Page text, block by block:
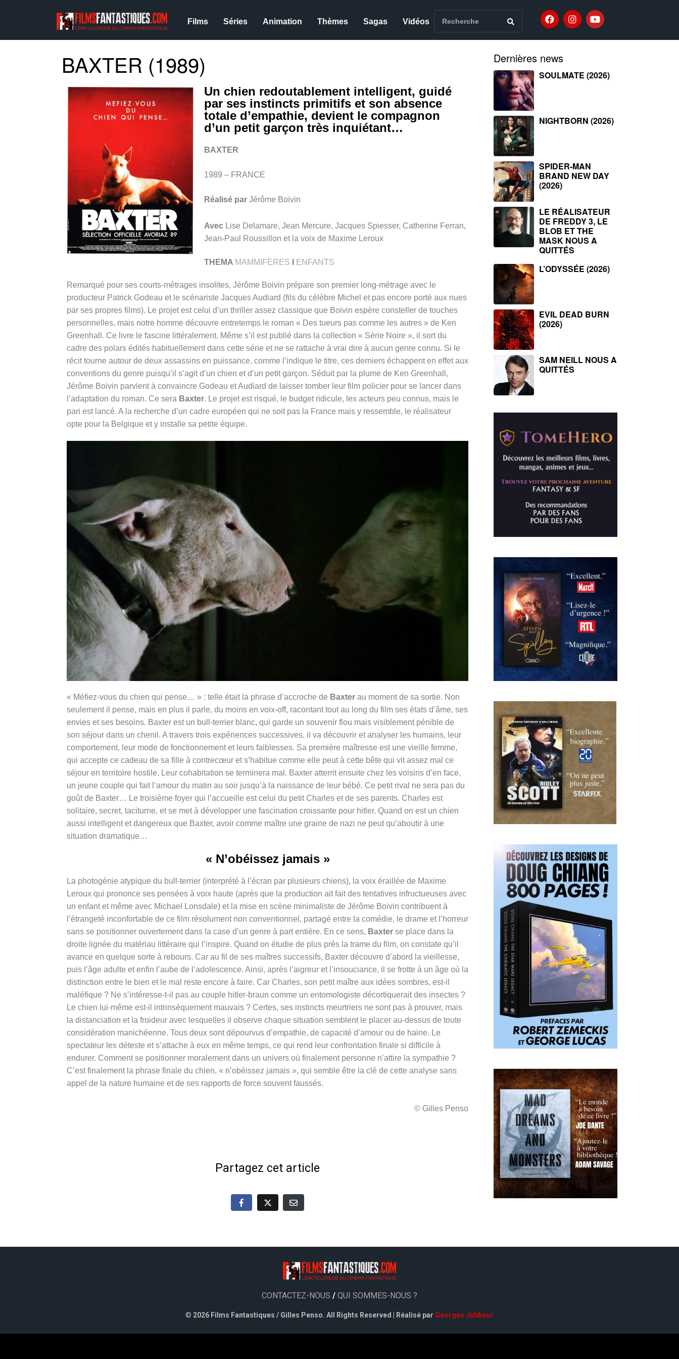
Films Séries Animation Thèmes Sagas Vidéos
BAXTER (1989)
Un chien redoutablement intelligent, guidé
par ses instincts primitifs et son absence
totale d’empathie, devient le compagnon
d’un petit garçon très inquiétant…
BAXTER
1989 – FRANCE
Réalisé par Jérôme Boivin
Avec Lise Delamare, Jean Mercure, Jacques Spiesser, Catherine Ferran,
Jean-Paul Roussillon et la voix de Maxime Leroux
THEMA MAMMIFÈRES ENFANTS
Remarqué pour ses courts-métrages insolites, Jérôme Boivin prépare son premier long-métrage avec le
producteur Patrick Godeau et le scénariste Jacques Audiard (fils du célèbre Michel et pas encore porté aux nues
par ses propres films). Le projet est celui d’un thriller assez classique que Boivin espère consteller de touches
personnelles, mais notre homme découvre entretemps le roman « Des tueurs pas comme les autres » de Ken
Greenhall. Ce livre le fascine littéralement. Même s’il est publié dans la collection « Série Noire », il sort du
cadre des polars édités habituellement dans cette série et ne se rattache à vrai dire à aucun genre connu. Si le
récit tourne autour de deux assassins en puissance, comme l’indique le titre, ces derniers échappent en effet aux
conventions du genre puisqu’il s’agit d’un chien et d’un petit garçon. Séduit par la plume de Ken Greenhall,
Jérôme Boivin parvient à convaincre Godeau et Audiard de laisser tomber leur film policier pour se lancer dans
l’adaptation du roman. Ce sera Baxter. Le projet est risqué, le budget ridicule, les acteurs peu connus, mais le
pari est lancé. A la recherche d’un cadre européen qui ne soit pas la France mais y ressemble, le réalisateur
opte pour la Belgique et y installe sa petite équipe.
« Méfiez-vous du chien qui pense… » : telle était la phrase d’accroche de Baxter au moment de sa sortie. Non
seulement il pense, mais en plus il parle, du moins en voix-off, racontant tout au long du film ses états d’âme, ses
envies et ses besoins. Baxter est un bull-terrier blanc, qui garde un souvenir flou mais visiblement pénible de
son séjour dans un chenil. A travers trois expériences successives, il va découvrir et analyser les humains, leur
comportement, leur mode de fonctionnement et leurs faiblesses. Sa première maîtresse est une vieille femme,
qui accepte ce cadeau de sa fille à contrecœur et s’habitue comme elle peut à cette bête qui vit assez mal ce
séjour en territoire hostile. Leur cohabitation se terminera mal. Baxter atterrit ensuite chez les voisins d’en face,
un jeune couple qui fait l’amour du matin au soir jusqu’à la naissance de leur bébé. Ce petit rival ne sera pas du
goût de Baxter… Le troisième foyer qui l’accueille est celui du petit Charles et de ses parents. Charles est
solitaire, secret, taciturne, et se met à développer une fascination croissante pour hitler. Quand on est un chien
aussi intelligent et dangereux que Baxter, avoir comme maître une graine de nazi ne peut qu’aboutir à une
situation dramatique…
« N’obéissez jamais »
La photogénie atypique du bull-terrier (interprété à l’écran par plusieurs chiens), la voix éraillée de Maxime
Leroux qui prononce ses pensées à voix haute (après que la production ait fait des tentatives infructueuses avec
un enfant et même avec Michael Lonsdale) et la mise en scène minimaliste de Jérôme Boivin contribuent à
l’étrangeté inconfortable de ce film résolument non conventionnel, partagé entre la comédie, le drame et l’horreur
sans se positionner ouvertement dans la case d’un genre à part entière. En ce sens, Baxter se place dans la
droite lignée du matériau littéraire qui l’inspire. Quand on étudie de plus près la trame du film, on constate qu’il
avance en quelque sorte à rebours. Car au fil de ses maîtres successifs, Baxter découvre d’abord la vieillesse,
puis l’âge adulte et enfin l’aube de l’adolescence. Ainsi, après l’aigreur et l’insouciance, il se frotte à un âge où la
distinction entre le bien et le mal reste encore à faire. Car Charles, son petit maître aux idées sombres, est-il
maléfique ? Ne s’intéresse-t-il pas au couple hitler-braun comme un entomologiste décortiquerait des insectes ?
Le chien lui-même est-il intrinsèquement mauvais ? Certes, ses instincts meurtriers ne sont pas à prouver, mais
la distanciation et la froideur avec lesquelles il observe chaque situation semblent le placer au-dessus de toute
considération manichéenne. Tous deux sont dépourvus d’empathie, de capacité d’amour ou de haine. Le
spectateur les déteste et s’attache à eux en même temps, ce qui rend leur confrontation finale si difficile à
endurer. Comment se positionner moralement dans un univers où finalement personne n’attire la sympathie ?
C’est finalement la phrase finale du chien, « n’obéissez jamais », qui semble être la clé de cette analyse sans
appel de la nature humaine et de ses rapports de force souvent faussés.
© Gilles Penso
Partagez cet article
Dernières news
SOULMATE (2026)
NIGHTBORN (2026)
SPIDER-MAN
BRAND NEW DAY
(2026)
LE RÉALISATEUR
DE FREDDY 3, LE
BLOB ET THE
MASK NOUS A
QUITTÉS
L’ODYSSÉE (2026)
EVIL DEAD BURN
(2026)
SAM NEILL NOUS A
QUITTÉS
CONTACTEZ-NOUS / QUI SOMMES-NOUS ?
© 2026 Films Fantastiques / Gilles Penso. All Rights Reserved | Réalisé par Georges Jabbour